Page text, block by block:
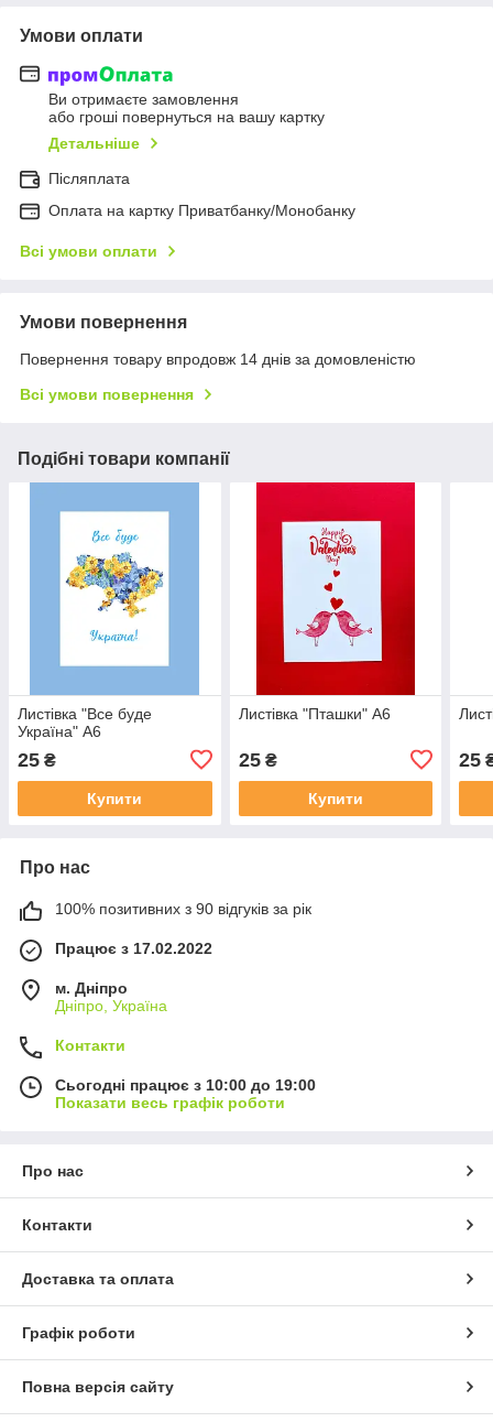
Умови оплати
Ви отримаєте замовлення
або гроші повернуться на вашу картку
Детальніше
Післяплата
Оплата на картку Приватбанку/Монобанку
Всі умови оплати
Умови повернення
Повернення товару впродовж 14 днів за домовленістю
Всі умови повернення
Подібні товари компанії
Листівка "Все буде
Україна" А6
25 ₴
Купити
Листівка "Пташки" А6
25₴
Купити
25
Про нас
100% позитивних з 90 відгуків за рік
Працює з 17.02.2022
м. Дніпро
Дніпро, Україна
Контакти
Сьогодні працює з 10:00 до 19:00
Показати весь графік роботи
Про нас
Контакти
Доставка та оплата
Графік роботи
Повна версія сайту